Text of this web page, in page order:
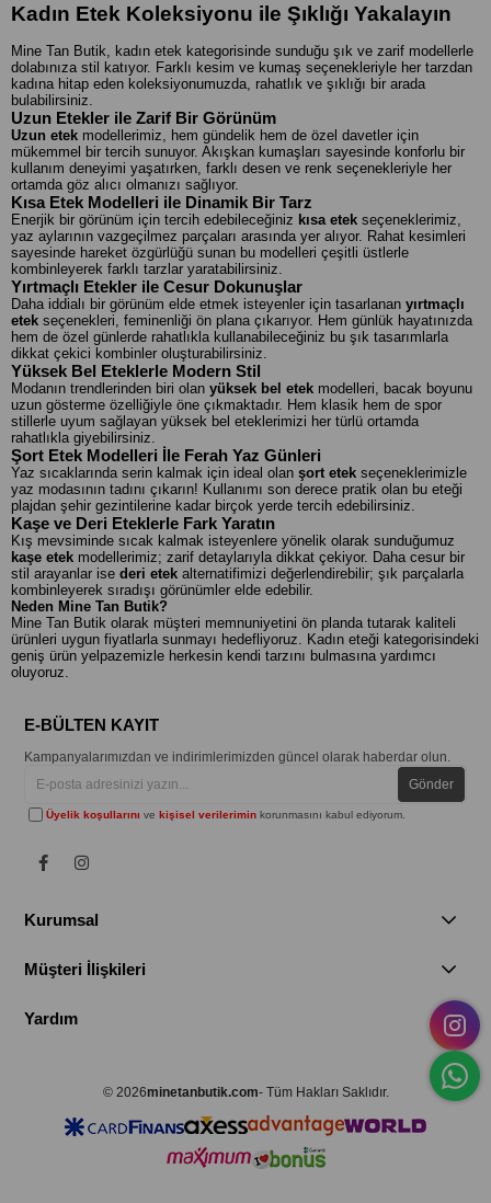
Kadın Etek Koleksiyonu ile Şıklığı Yakalayın
Mine Tan Butik, kadın etek kategorisinde sunduğu şık ve zarif modellerle
dolabınıza stil katıyor. Farklı kesim ve kumaş seçenekleriyle her tarzdan
kadına hitap eden koleksiyonumuzda, rahatlık ve şıklığı bir arada
bulabilirsiniz.
Uzun Etekler ile Zarif Bir Görünüm
Uzun etek modellerimiz, hem gündelik hem de özel davetler için
mükemmel bir tercih sunuyor. Akışkan kumaşları sayesinde konforlu bir
kullanım deneyimi yaşatırken, farklı desen ve renk seçenekleriyle her
ortamda göz alıcı olmanızı sağlıyor.
Kısa Etek Modelleri ile Dinamik Bir Tarz
Enerjik bir görünüm için tercih edebileceğiniz kısa etek seçeneklerimiz,
yaz aylarının vazgeçilmez parçaları arasında yer alıyor. Rahat kesimleri
sayesinde hareket özgürlüğü sunan bu modelleri çeşitli üstlerle
kombinleyerek farklı tarzlar yaratabilirsiniz.
Yırtmaçlı Etekler ile Cesur Dokunuşlar
Daha iddialı bir görünüm elde etmek isteyenler için tasarlanan yırtmaçlı
etek seçenekleri, feminenliği ön plana çıkarıyor. Hem günlük hayatınızda
hem de özel günlerde rahatlıkla kullanabileceğiniz bu şık tasarımlarla
dikkat çekici kombinler oluşturabilirsiniz.
Yüksek Bel Eteklerle Modern Stil
Modanın trendlerinden biri olan yüksek bel etek modelleri, bacak boyunu
uzun gösterme özelliğiyle öne çıkmaktadır. Hem klasik hem de spor
stillerle uyum sağlayan yüksek bel eteklerimizi her türlü ortamda
rahatlıkla giyebilirsiniz.
Şort Etek Modelleri İle Ferah Yaz Günleri
Yaz sıcaklarında serin kalmak için ideal olan şort etek seçeneklerimizle
yaz modasının tadını çıkarın! Kullanımı son derece pratik olan bu eteği
plajdan şehir gezintilerine kadar birçok yerde tercih edebilirsiniz.
Kaşe ve Deri Eteklerle Fark Yaratın
Kış mevsiminde sıcak kalmak isteyenlere yönelik olarak sunduğumuz
kaşe etek modellerimiz; zarif detaylarıyla dikkat çekiyor. Daha cesur bir
stil arayanlar ise deri etek alternatifimizi değerlendirebilir; şık parçalarla
kombinleyerek sıradışı görünümler elde edebilir.
Neden Mine Tan Butik?
Mine Tan Butik olarak müşteri memnuniyetini ön planda tutarak kaliteli
ürünleri uygun fiyatlarla sunmayı hedefliyoruz. Kadın eteği kategorisindeki
geniş ürün yelpazemizle herkesin kendi tarzını bulmasına yardımcı
oluyoruz.
E-BÜLTEN KAYIT
Kampanyalarımızdan ve indirimlerimizden güncel olarak haberdar olun.
Gönder
Üyelik koşullarını vekişisel verilerimin korunmasını kabul ediyorum.
Kurumsal
Müşteri İlişkileri
Yardım
© 2026minetanbutik.com- Tüm Hakları Saklıdır.